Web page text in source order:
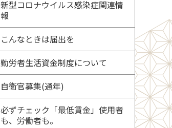
新型コロナウイルス感染症関連情
報
こんなときは届出を
勤労者生活資金制度について
自衛官募集(通年)
必ずチェック「最低賃金」使用者
も、労働者も。